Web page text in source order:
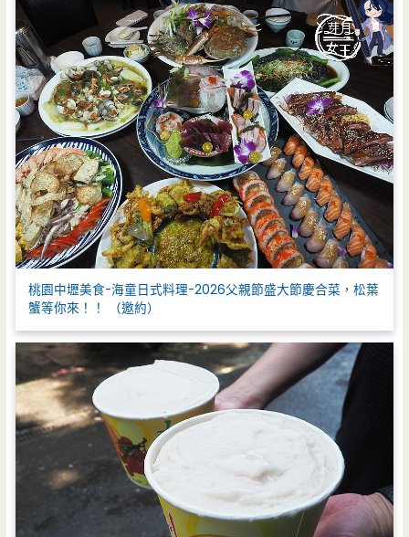
桃園中壢美食-海童日式料理-2026父親節盛大節慶合菜，松葉
蟹等你來！！ （邀約）